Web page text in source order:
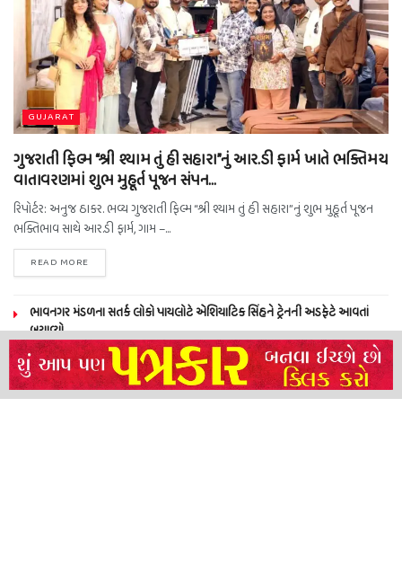
GUJARAT
ગુજરાતી ફિલ્મ “શ્રી શ્યામ તું હી સહારા”નું આર.ડી ફાર્મ ખાતે ભક્તિમય
વાતાવરણમાં શુભ મુહૂર્ત પૂજન સંપન…
રિપોર્ટર: અનુજ ઠાકર. ભવ્ય ગુજરાતી ફિલ્મ “શ્રી શ્યામ તું હી સહારા”નું શુભ મુહૂર્ત પૂજન
ભક્તિભાવ સાથે આર.ડી ફાર્મ, ગામ –...
READ MORE
ભાવનગર મંડળના સતર્ક લોકો પાયલોટે એશિયાટિક સિંહને ટ્રેનની અડફેટે આવતાં
બચાવ્યો
NEERAJ TIWARI’S ACTION FRANCHISE ROLLS WITH TIGER SHROFF,
REMO D’SOUZA AND A POWER-PACKED ENSEMBLE
ધારી પત્રકાર સંઘ – અમરેલી બ્રોડગેજ કમેટી દ્વારા જીલ્લા કલેકટર ને આવેદનપત્ર